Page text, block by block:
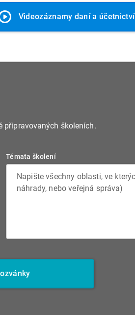
Videozáznamy daní a účetnictví
připravovaných školeních.
Témata školení